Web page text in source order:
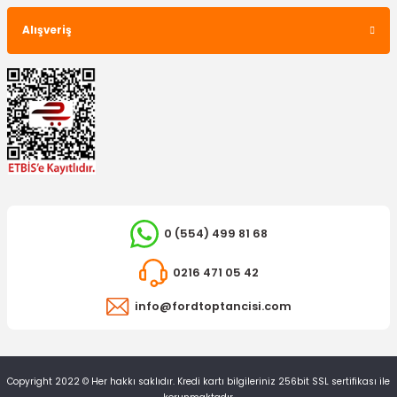
763,87 TL
Alışveriş
0 (554) 499 81 68
0216 471 05 42
info@fordtoptancisi.com
Copyright 2022 © Her hakkı saklıdır. Kredi kartı bilgileriniz 256bit SSL sertifikası ile